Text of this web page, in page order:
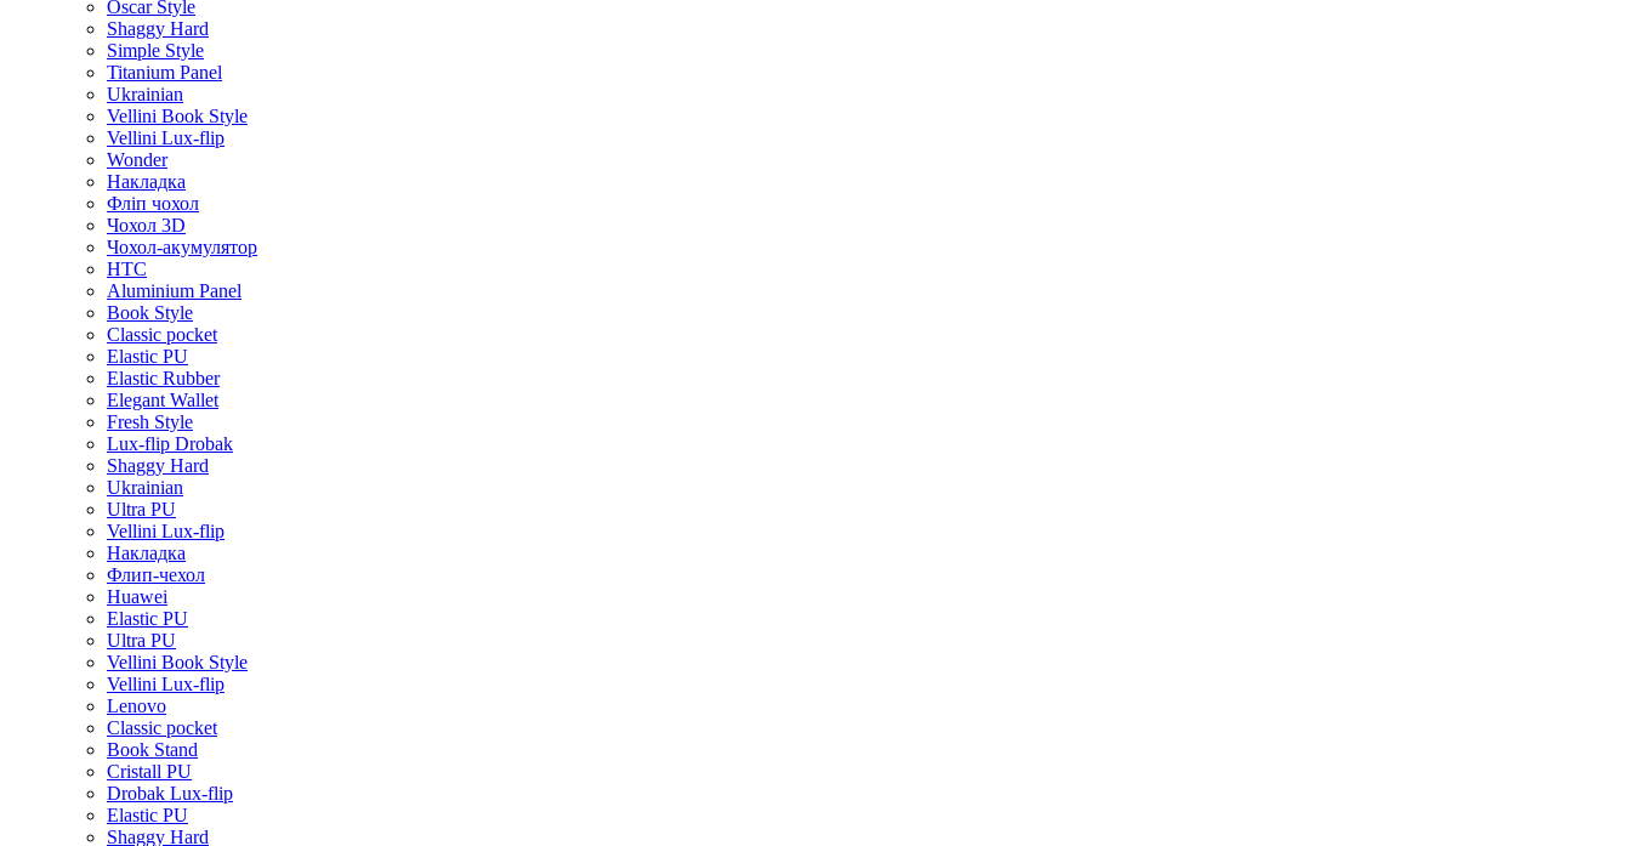
Oscar Style
Shaggy Hard
Simple Style
Titanium Panel
Ukrainian
Vellini Book Style
Vellini Lux-flip
Wonder
Накладка
Фліп чохол
Чохол 3D
Чохол-акумулятор
HTC
Aluminium Panel
Book Style
Classic pocket
Elastic PU
Elastic Rubber
Elegant Wallet
Fresh Style
Lux-flip Drobak
Shaggy Hard
Ukrainian
Ultra PU
Vellini Lux-flip
Накладка
Флип-чехол
Huawei
Elastic PU
Ultra PU
Vellini Book Style
Vellini Lux-flip
Lenovo
Classic pocket
Book Stand
Cristall PU
Drobak Lux-flip
Elastic PU
Shaggy Hard